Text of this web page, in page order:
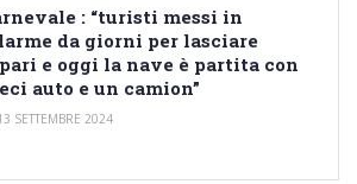
: “turisti messi in
da giorni per lasciare
e oggi la nave è partita con
auto e un camion”
SETTEMBRE 2024